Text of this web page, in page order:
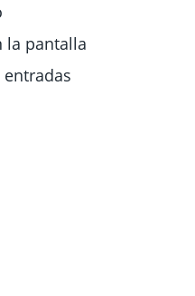
la pantalla
entradas